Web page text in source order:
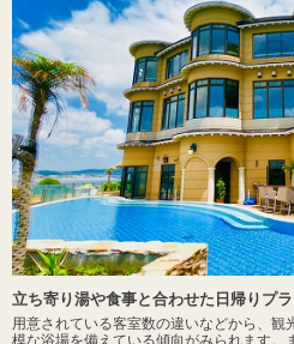
立ち寄り湯や食事と合わせた日帰りプ
用意されている客室数の違いなどから、
模な浴場を備えている傾向がみられます。